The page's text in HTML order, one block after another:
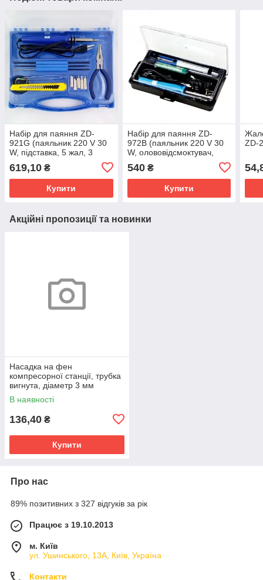
Набір для паяння ZD-
921G (паяльник 220 V 30
W, підставка, 5 жал, 3
інструменти, плоскогубці)
619,10 ₴
Купити
Набір для паяння ZD-
972B (паяльник 220 V 30
W, олововідсмоктувач,
жало)
540₴
Купити
ZD-
Акційні пропозиції та новинки
Насадка на фен
компресорної станції, трубка
вигнута, діаметр 3 мм
В наявності
136,40 ₴
Купити
Про нас
89% позитивних з 327 відгуків за рік
Працює з 19.10.2013
м. Київ
ул. Ушинського, 13А, Київ, Україна
Контакти